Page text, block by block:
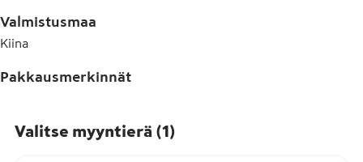
Valmistusmaa
Kiina
Pakkausmerkinnät
Valitse myyntierä (1)